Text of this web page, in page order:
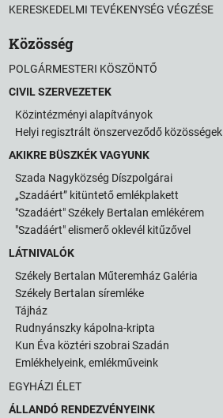
KERESKEDELMI TEVÉKENYSÉG VÉGZÉSE
Közösség
POLGÁRMESTERI KÖSZÖNTŐ
CIVIL SZERVEZETEK
Közintézményi alapítványok
Helyi regisztrált önszerveződő közösségek
AKIKRE BÜSZKÉK VAGYUNK
Szada Nagyközség Díszpolgárai
„Szadáért” kitüntető emlékplakett
"Szadáért" Székely Bertalan emlékérem
"Szadáért" elismerő oklevél kitűzővel
LÁTNIVALÓK
Székely Bertalan Műteremház Galéria
Székely Bertalan síremléke
Tájház
Rudnyánszky kápolna-kripta
Kun Éva köztéri szobrai Szadán
Emlékhelyeink, emlékműveink
EGYHÁZI ÉLET
ÁLLANDÓ RENDEZVÉNYEINK